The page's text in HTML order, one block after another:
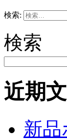
検索:
検索
近期
新